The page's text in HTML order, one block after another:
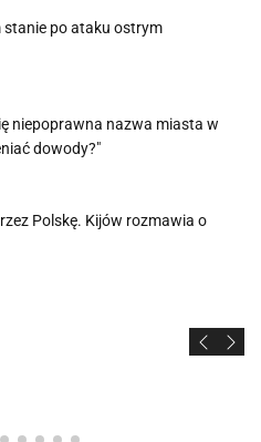
stanie po ataku ostrym
niepoprawna nazwa miasta w
dowody?"
Polskę. Kijów rozmawia o